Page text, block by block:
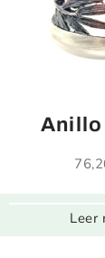
Anillo
Leer